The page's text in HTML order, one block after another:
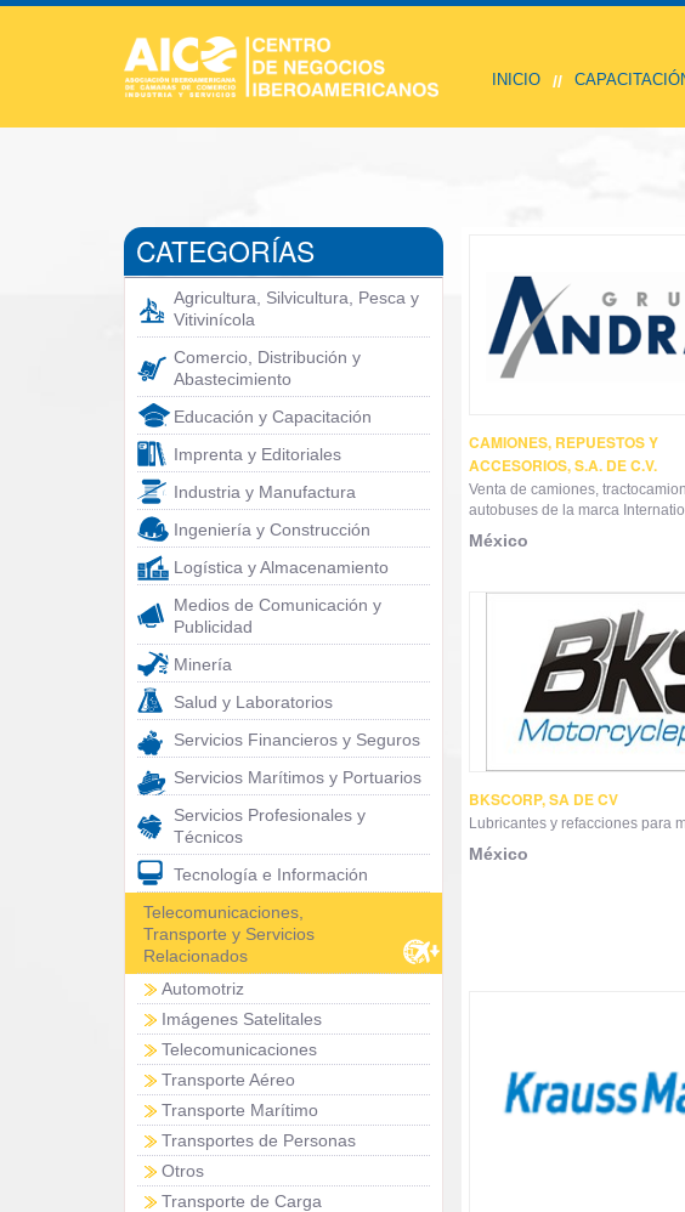
INICIO //
CATEGORÍAS
Agricultura, Silvicultura, Pesca y
Vitivinícola
Comercio, Distribución y
Abastecimiento
Educación y Capacitación
Imprenta y Editoriales
Industria y Manufactura
Ingeniería y Construcción
Logística y Almacenamiento
Medios de Comunicación y
Publicidad
Minería
Salud y Laboratorios
Servicios Financieros y Seguros
Servicios Marítimos y Portuarios
Servicios Profesionales y
Técnicos
Tecnología e Información
Telecomunicaciones,
Transporte y Servicios
Relacionados
Automotriz
Imágenes Satelitales
Telecomunicaciones
Transporte Aéreo
Transporte Marítimo
Transportes de Personas
Otros
Transporte de Carga
CAMIONES, REPUESTOS Y
ACCESORIOS, S.A. DE C.V.
Venta de camiones,
autobuses de la marca
México
BKSCORP, SA DE CV
Lubricantes y refacciones para
México